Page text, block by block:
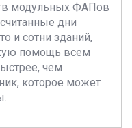
модульных ФАПов
дни
и сотни зданий,
помощь всем
чем
которое может